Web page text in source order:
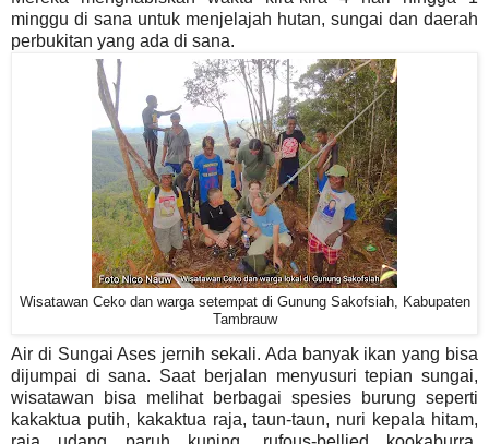
minggu di sana untuk menjelajah hutan, sungai dan daerah
perbukitan yang ada di sana.
Wisatawan Ceko dan warga setempat di Gunung Sakofsiah, Kabupaten
Tambrauw
Air di Sungai Ases jernih sekali. Ada banyak ikan yang bisa
dijumpai di sana. Saat berjalan menyusuri tepian sungai,
wisatawan bisa melihat berbagai spesies burung seperti
kakaktua putih, kakaktua raja, taun-taun, nuri kepala hitam,